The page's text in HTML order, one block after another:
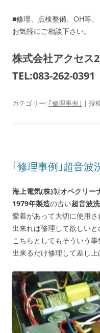
■修理、点検整備、OH等、
お気軽にご相談下さい。
株式会社アクセス
TEL:083-262-0391
カテゴリー: ｢修理事例｣ | 投
｢修理事例｣超音波
海上電気(株)製オペクリー
1979年製造の古い超音波
愛着があって大切に使用さ
出来れば修理して欲しいと
こちらとしてもそういう事
出来るだけ修理して差し上